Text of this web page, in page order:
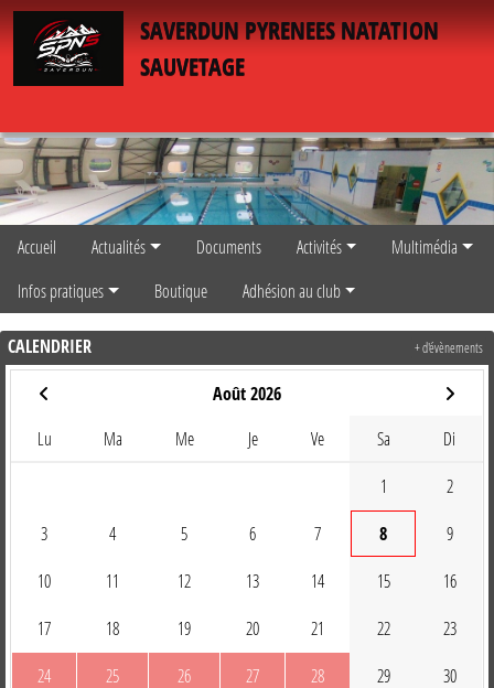
SAVERDUN PYRENEES NATATION
SAUVETAGE
Accueil Actualités Documents Activités
Multimédia
Infos pratiques
Boutique Adhésion au club
CALENDRIER
Août 2026
Lu Ma Me Je Ve Sa Di
1 2
3 4 5 6 7 8 9
10 11 12 13 14 15 16
17 18 19 20 21 22 23
24 25 26 27 28 29 30
+ d'évènements
Panneau de gestion des cookies